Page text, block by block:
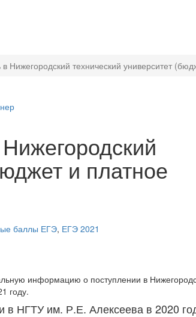
в Нижегородский технический университет
и платное
баллы ЕГЭ, ЕГЭ 2021
информацию о поступлении в
году.
в НГТУ им. Р.Е. Алексеева в 2020